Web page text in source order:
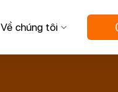
Về chúng tôi